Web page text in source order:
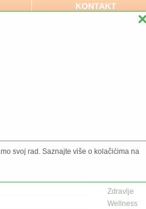
KONTAKT
Connect
Blog
Zdravlje
Wellness
×
svoj rad. Saznajte više o kolačićima na